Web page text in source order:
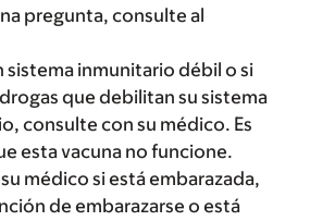
pregunta, consulte al
sistema inmunitario débil o si
que debilitan su sistema
consulte con su médico. Es
esta vacuna no funcione.
médico si está embarazada,
de embarazarse o está